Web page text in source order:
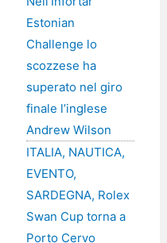
Estonian
Challenge lo
scozzese ha
superato nel giro
finale l’inglese
Andrew Wilson
ITALIA, NAUTICA,
EVENTO,
SARDEGNA, Rolex
Swan Cup torna a
Porto Cervo